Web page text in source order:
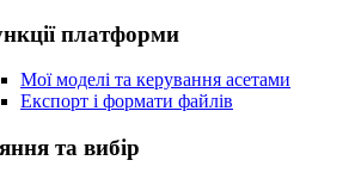
платформи
Мої моделі та керування асетами
Експорт і формати файлів
та вибір